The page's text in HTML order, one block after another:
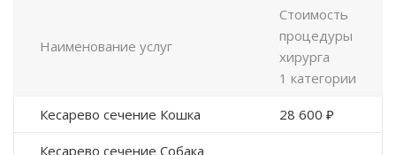
Наименование услуг
Стоимость
процедуры
хирурга
1 категории
Кесарево сечение Кошка 28 600 ₽
Кесарево сечение Собака